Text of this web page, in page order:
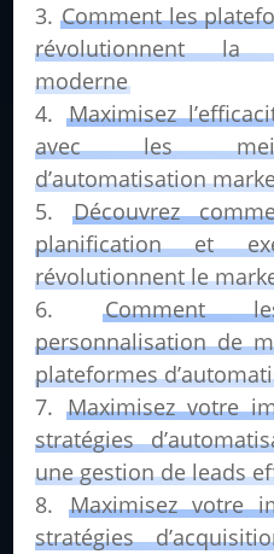
Comment les
révolutionnent la
moderne
Maximisez
avec les
d’automatisation
Découvrez
planification et
révolutionnent le
Comment
personnalisation de
plateformes
Maximisez votre
stratégies
une gestion de leads
Maximisez votre
stratégies